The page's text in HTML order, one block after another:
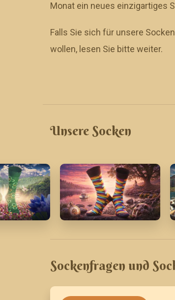
Monat ein neues einzigartiges
Falls Sie sich für unsere
wollen, lesen Sie bitte weiter.
Unsere Socken
Sockenfragen und